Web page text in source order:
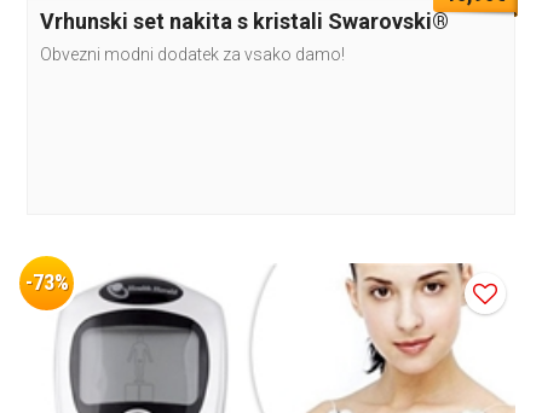
Vrhunski set nakita s kristali Swarovski®
Obvezni modni dodatek za vsako damo!
-73%